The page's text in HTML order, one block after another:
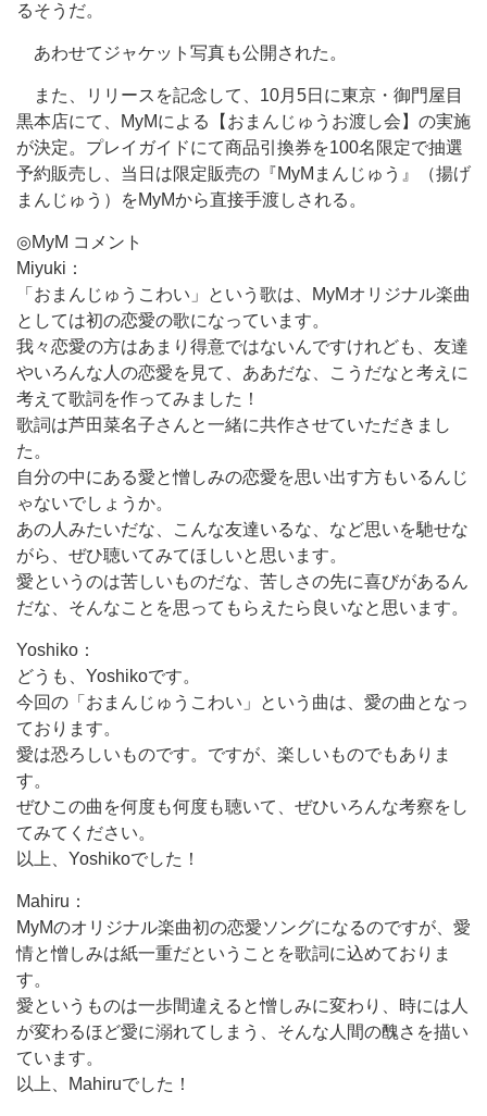
るそうだ。
あわせてジャケット写真も公開された。
また、リリースを記念して、10月5日に東京・御門屋目
黒本店にて、MyMによる【おまんじゅうお渡し会】の実施
が決定。プレイガイドにて商品引換券を100名限定で抽選
予約販売し、当日は限定販売の『MyMまんじゅう』（揚げ
まんじゅう）をMyMから直接手渡しされる。
◎MyM コメント
Miyuki：
「おまんじゅうこわい」という歌は、MyMオリジナル楽曲
としては初の恋愛の歌になっています。
我々恋愛の方はあまり得意ではないんですけれども、友達
やいろんな人の恋愛を見て、ああだな、こうだなと考えに
考えて歌詞を作ってみました！
歌詞は芦田菜名子さんと一緒に共作させていただきまし
た。
自分の中にある愛と憎しみの恋愛を思い出す方もいるんじ
ゃないでしょうか。
あの人みたいだな、こんな友達いるな、など思いを馳せな
がら、ぜひ聴いてみてほしいと思います。
愛というのは苦しいものだな、苦しさの先に喜びがあるん
だな、そんなことを思ってもらえたら良いなと思います。
Yoshiko：
どうも、Yoshikoです。
今回の「おまんじゅうこわい」という曲は、愛の曲となっ
ております。
愛は恐ろしいものです。ですが、楽しいものでもありま
す。
ぜひこの曲を何度も何度も聴いて、ぜひいろんな考察をし
てみてください。
以上、Yoshikoでした！
Mahiru：
MyMのオリジナル楽曲初の恋愛ソングになるのですが、愛
情と憎しみは紙一重だということを歌詞に込めておりま
す。
愛というものは一歩間違えると憎しみに変わり、時には人
が変わるほど愛に溺れてしまう、そんな人間の醜さを描い
ています。
以上、Mahiruでした！